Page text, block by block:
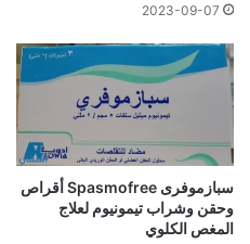
2023-09-07
سبازموفرى Spasmofree أقراص
وحقن وشراب تيمونيوم لعلاج
المغص الكلوي